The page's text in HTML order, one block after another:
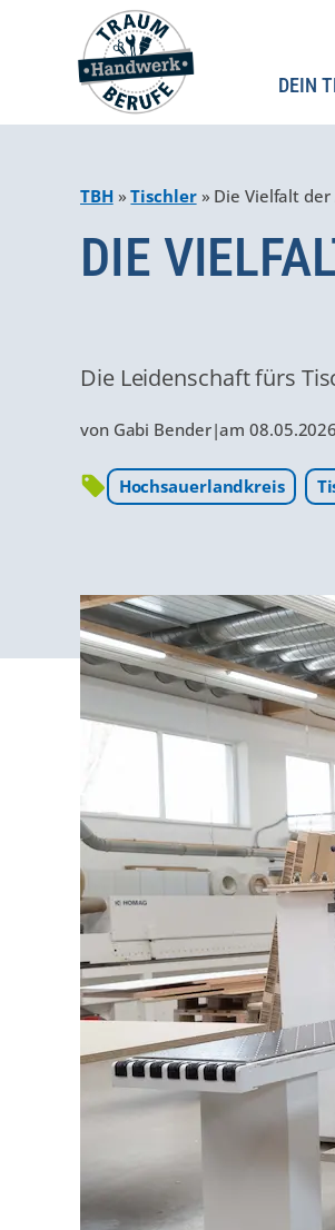
DEIN
TBH»Tischler» Die Vielfalt
DIE
Die Leidenschaft fürs
von Gabi Bender|am08.05.2026
Hochsauerlandkreis